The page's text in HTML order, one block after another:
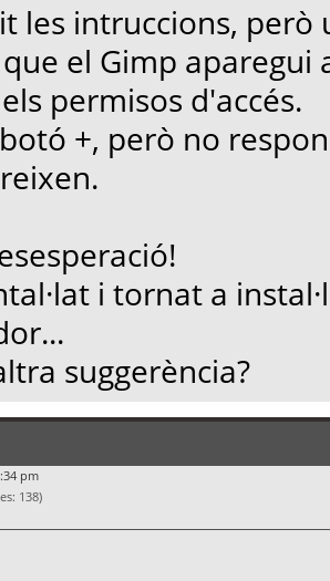
les intruccions,
el Gimp
permisos d'accés.
+, però no
i tornat a
suggerència?
pm
138)